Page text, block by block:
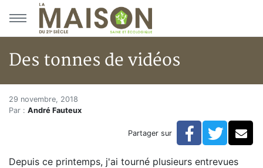
Aller au menu principal
Aller au contenu principal
Des tonnes de vidéos
Accueil
Articles
Des tonnes de vidéos
29 novembre, 2018
Par : André Fauteux
Partager sur Facebook
Depuis ce printemps, j'ai tourné plusieurs entrevues